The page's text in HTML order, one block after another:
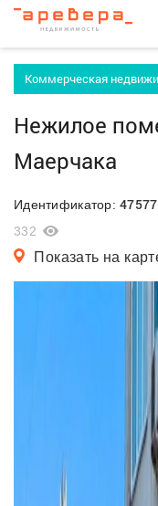
Коммерческая
Нежилое
Маерчака
Идентификатор:
332
Показать на